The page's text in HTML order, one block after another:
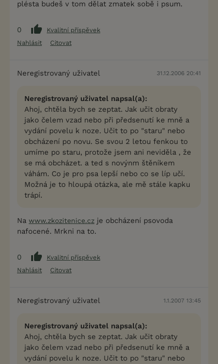
plésta budeš v tom dělat zmatek sobě i psum.
0
Kvalitní příspěvek
Nahlásit
Citovat
Neregistrovaný uživatel 31.12.2006 20:41
Neregistrovaný uživatel napsal(a):
Ahoj, chtěla bych se zeptat. Jak učit obraty
jako čelem vzad nebo při předsenutí ke mně a
vydání povelu k noze. Učit to po "staru" nebo
obcházení po novu. Se svou 2 letou fenkou to
umíme po staru, protože jsem ani neviděla , že
se má obcházet. a ted s novýnm štěníkem
váhám. Co je pro psa lepší nebo co se líp učí.
Možná je to hloupá otázka, ale mě stále kapku
trápí.
Na www.zkozitenice.cz je obcházení psovoda
nafocené. Mrkni na to.
0
Kvalitní příspěvek
Nahlásit
Citovat
Neregistrovaný uživatel 1.1.2007 13:45
Neregistrovaný uživatel napsal(a):
Ahoj, chtěla bych se zeptat. Jak učit obraty
jako čelem vzad nebo při předsenutí ke mně a
vydání povelu k noze. Učit to po "staru" nebo